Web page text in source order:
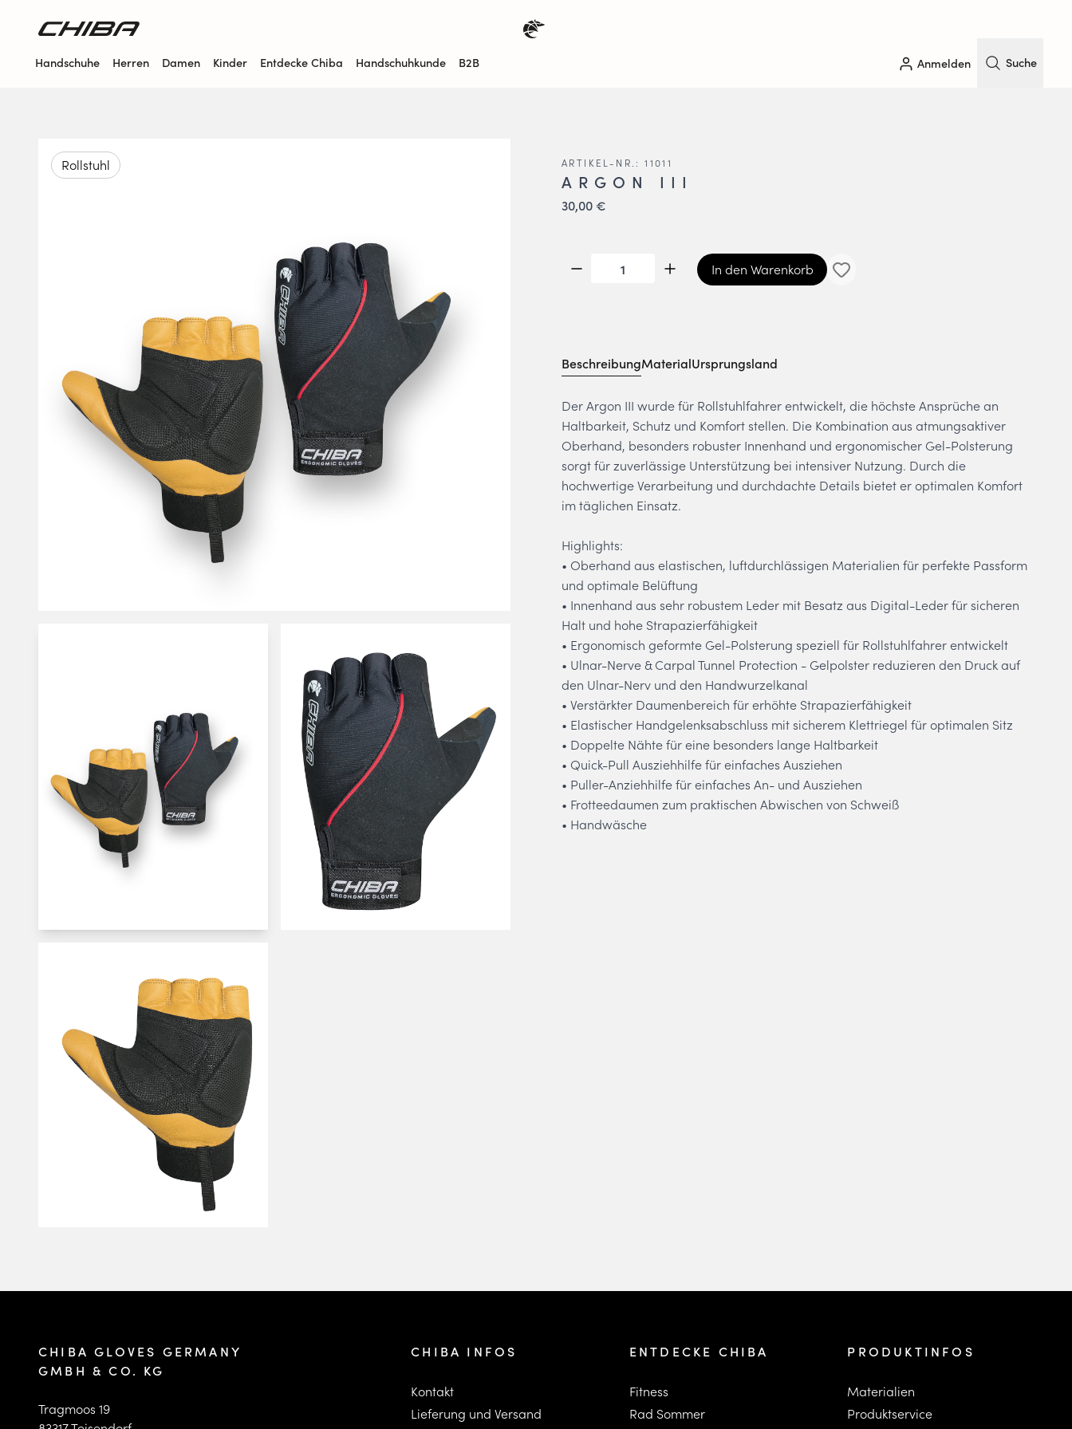
Handschuhe Herren Damen Kinder Entdecke Chiba Handschuhkunde B2B Anmelden Suche
Rollstuhl ARTIKEL-NR.: 11011
ARGON III
30,00 €
In den Warenkorb
BeschreibungMaterialUrsprungsland
Der Argon III wurde für Rollstuhlfahrer entwickelt, die höchste Ansprüche an
Haltbarkeit, Schutz und Komfort stellen. Die Kombination aus atmungsaktiver
Oberhand, besonders robuster Innenhand und ergonomischer Gel-Polsterung
sorgt für zuverlässige Unterstützung bei intensiver Nutzung. Durch die
hochwertige Verarbeitung und durchdachte Details bietet er optimalen Komfort
im täglichen Einsatz.
Highlights:
• Oberhand aus elastischen, luftdurchlässigen Materialien für perfekte Passform
und optimale Belüftung
• Innenhand aus sehr robustem Leder mit Besatz aus Digital-Leder für sicheren
Halt und hohe Strapazierfähigkeit
• Ergonomisch geformte Gel-Polsterung speziell für Rollstuhlfahrer entwickelt
• Ulnar-Nerve & Carpal Tunnel Protection - Gelpolster reduzieren den Druck auf
den Ulnar-Nerv und den Handwurzelkanal
• Verstärkter Daumenbereich für erhöhte Strapazierfähigkeit
• Elastischer Handgelenksabschluss mit sicherem Klettriegel für optimalen Sitz
• Doppelte Nähte für eine besonders lange Haltbarkeit
• Quick-Pull Ausziehhilfe für einfaches Ausziehen
• Puller-Anziehhilfe für einfaches An- und Ausziehen
• Frotteedaumen zum praktischen Abwischen von Schweiß
• Handwäsche
CHIBA GLOVES GERMANY
GMBH & CO. KG
Tragmoos 19
CHIBA INFOS
Kontakt
Lieferung und Versand
ENTDECKE CHIBA
Fitness
Rad Sommer
PRODUKTINFOS
Materialien
Produktservice